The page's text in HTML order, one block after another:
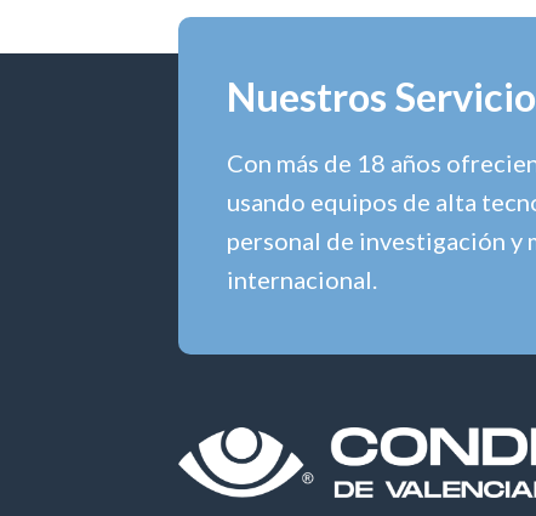
Nuestros
Con más de 18 años
usando equipos de alta
personal de investigación y
internacional.